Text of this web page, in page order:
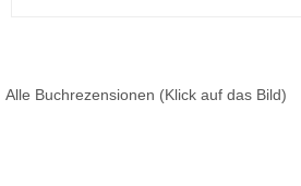
Alle Buchrezensionen (Klick auf das Bild)